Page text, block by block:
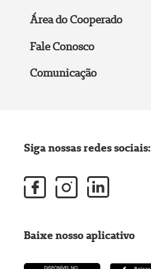
Área do Cooperado
Fale Conosco
Comunicação
Siga nossas redes sociais:
Baixe nosso aplicativo